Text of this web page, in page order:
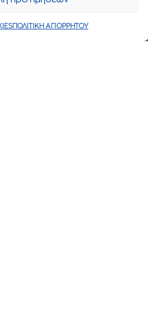
ΠΟΛΙΤΙΚΗ ΑΠΟΡΡΗΤΟΥ